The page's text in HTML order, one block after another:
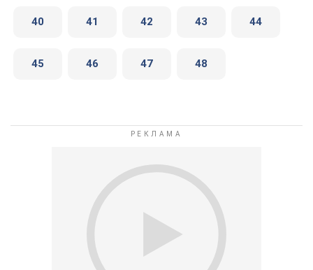
40 41 42 43 44
45 46 47 48